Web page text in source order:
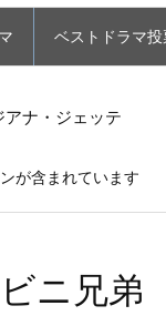
ベストドラマ
アナ・ジェッテ
が含まれています
ビニ兄